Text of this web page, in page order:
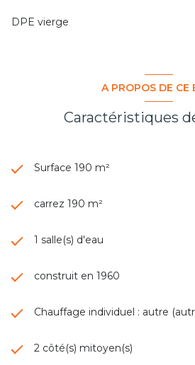
DPE vierge
A PROPOS DE CE
Caractéristiques
Surface 190 m²
carrez 190 m²
1 salle(s) d'eau
construit en 1960
Chauffage individuel : autre
2 côté(s) mitoyen(s)